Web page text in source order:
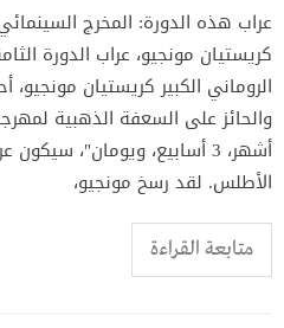
عراب هذه الدورة: المخرج
كريستيان مونجيو، عراب الدورة
الروماني الكبير كريستيان مونجيو،
أشهر، 3 أسابيع، ويومان"،
الأطلس. لقد رسخ مونجيو،
متابعة القراءة